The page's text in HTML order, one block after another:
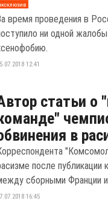
время проведения в
ни одной
12:41
статьи о
в
после публикации
сборными Франции и
16:45